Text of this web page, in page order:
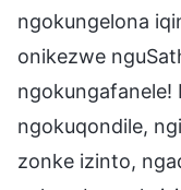
ngokungelona
onikezwe
ngokungafanele!
ngokuqondile,
zonke izinto,